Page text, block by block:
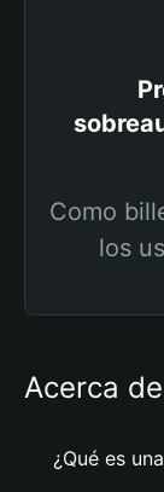
Como
los
Acerca
¿Qué es